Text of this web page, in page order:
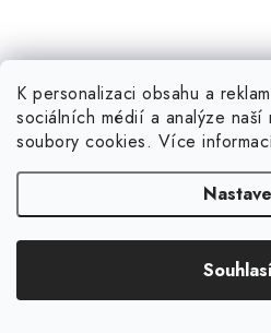
K personalizaci obsahu a
sociálních médií a analýze naší
soubory cookies. Více
Steel šípky Caliburn RIX R1 EZ-
2 315 Kč